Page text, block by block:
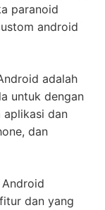
paranoid
android
adalah
untuk dengan
aplikasi dan
dan
dan yang